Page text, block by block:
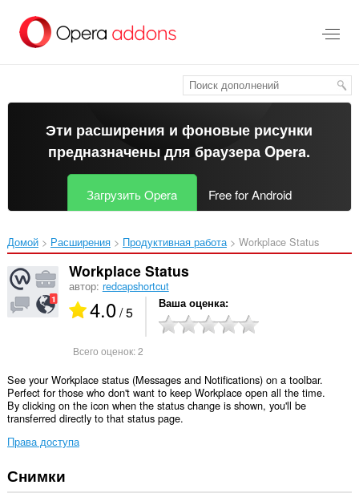
перейти
Эти расширения и фоновые рисунки
предназначены длябраузера Opera.
Загрузить Opera Free for Android
Домой Расширения Продуктивная работа Workplace Status‎
Workplace Status
автор: redcapshortcut
4.0/ 5 Ваша оценка
Всего оценок:2
See your Workplace status (Messages and Notifications) on a toolbar.
Perfect for those who don't want to keep Workplace open all the time.
By clicking on the icon when the status change is shown, you'll be
transferred directly to that status page.
Права доступа
У
этого
Снимки